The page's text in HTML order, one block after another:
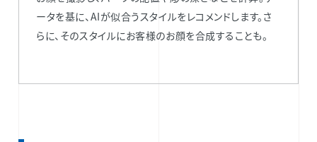
ータを基に、AIが似合うスタイルをレコメンドします。さ
らに、そのスタイルにお客様のお顔を合成することも。